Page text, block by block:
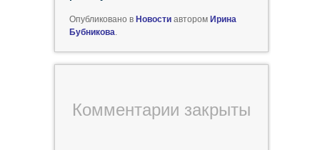
Опубликовано в Новостиавтором Ирина
Бубникова.
Комментарии закрыты